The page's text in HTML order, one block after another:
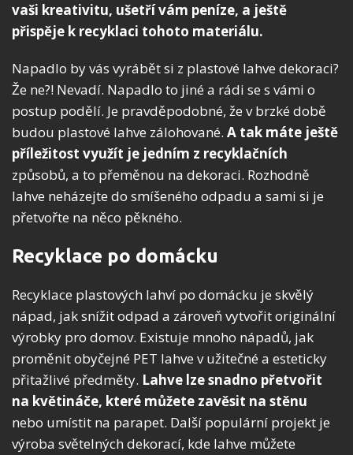
vaši kreativitu, ušetří vám peníze, a ještě
přispěje k recyklaci tohoto materiálu.
Napadlo by vás vyrábět si z plastové lahve dekoraci?
Že ne?! Nevadí. Napadlo to jiné a rádi se s vámi o
postup podělí. Je pravděpodobné, že v brzké době
budou plastové lahve zálohované. A tak máte ještě
příležitost využít je jedním z recyklačních
způsobů, a to přeměnou na dekoraci. Rozhodně
lahve neházejte do smíšeného odpadu a sami si je
přetvořte na něco pěkného.
Recyklace po domácku
Recyklace plastových lahví po domácku je skvělý
nápad, jak snížit odpad a zároveň vytvořit originální
výrobky pro domov. Existuje mnoho nápadů, jak
proměnit obyčejné PET lahve v užitečné a esteticky
přitažlivé předměty. Lahve lze snadno přetvořit
na květináče, které můžete zavěsit na stěnu
nebo umístit na parapet. Další populární projekt je
výroba světelných dekorací, kde lahve můžete